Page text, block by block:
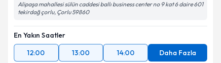
Alipaşa mahallesi sülün caddesi ballı business center no 9 kat 6 daire 601
tekirdağ çorlu, Çorlu 59860
En Yakın Saatler
12:00
13:00 14:00 Daha Fazla